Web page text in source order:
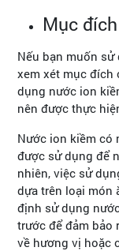
Mục
Nếu bạn muốn
xem xét mục đích
dụng nước ion
nên được thực
Nước ion kiềm có
được sử dụng để
nhiên, việc sử
dựa trên loại món
định sử dụng
trước để đảm bảo
về hương vị hoặc